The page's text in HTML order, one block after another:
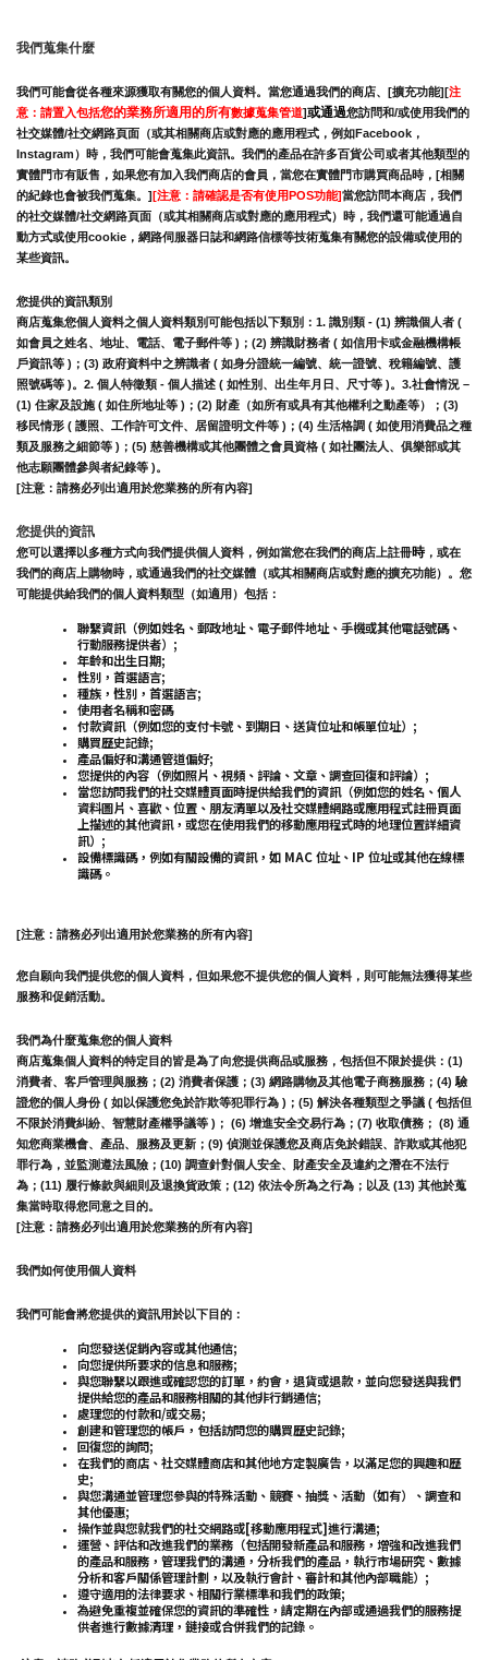
我們蒐集什麼
我們可能會從各種來源獲取有關您的個人資料。當您通過我們的商店、[擴充功能][注
意：請置入包括您的業務所適用的所有數據蒐集管道]或通過您訪問和/或使用我們的
社交媒體/社交網路頁面（或其相關商店或對應的應用程式，例如Facebook，
Instagram）時，我們可能會蒐集此資訊。我們的產品在許多百貨公司或者其他類型的
實體門市有販售，如果您有加入我們商店的會員，當您在實體門市購買商品時，[相關
的紀錄也會被我們蒐集。] [注意：請確認是否有使用POS功能]當您訪問本商店，我們
的社交媒體/社交網路頁面（或其相關商店或對應的應用程式）時，我們還可能通過自
動方式或使用cookie，網路伺服器日誌和網路信標等技術蒐集有關您的設備或使用的
某些資訊。
您提供的資訊類別
商店蒐集您個人資料之個人資料類別可能包括以下類別：1. 識別類 - (1) 辨識個人者 (
如會員之姓名、地址、電話、電子郵件等 )；(2) 辨識財務者 ( 如信用卡或金融機構帳
戶資訊等 )；(3) 政府資料中之辨識者 ( 如身分證統一編號、統一證號、稅籍編號、護
照號碼等 )。2. 個人特徵類 - 個人描述 ( 如性別、出生年月日、尺寸等 )。3.社會情況 –
(1) 住家及設施 ( 如住所地址等 )；(2) 財產（如所有或具有其他權利之動產等）；(3)
移民情形 ( 護照、工作許可文件、居留證明文件等 )；(4) 生活格調 ( 如使用消費品之種
類及服務之細節等 )；(5) 慈善機構或其他團體之會員資格 ( 如社團法人、俱樂部或其
他志願團體參與者紀錄等 )。
[注意：請務必列出適用於您業務的所有內容]
您提供的資訊
您可以選擇以多種方式向我們提供個人資料，例如當您在我們的商店上註冊時，或在
我們的商店上購物時，或通過我們的社交媒體（或其相關商店或對應的擴充功能）。您
可能提供給我們的個人資料類型（如適用）包括：
聯繫資訊（例如姓名、郵政地址、電子郵件地址、手機或其他電話號碼、
行動服務提供者）;
年齡和出生日期;
性別，首選語言;
種族，性別，首選語言;
使用者名稱和密碼
付款資訊（例如您的支付卡號、到期日、送貨位址和帳單位址）;
購買歷史記錄;
產品偏好和溝通管道偏好;
您提供的內容（例如照片、視頻、評論、文章、調查回復和評論）;
當您訪問我們的社交媒體頁面時提供給我們的資訊（例如您的姓名、個人
資料圖片、喜歡、位置、朋友清單以及社交媒體網路或應用程式註冊頁面
上描述的其他資訊，或您在使用我們的移動應用程式時的地理位置詳細資
訊）;
設備標識碼，例如有關設備的資訊，如 MAC 位址、IP 位址或其他在線標
識碼。
[注意：請務必列出適用於您業務的所有內容]
您自願向我們提供您的個人資料，但如果您不提供您的個人資料，則可能無法獲得某些
服務和促銷活動。
我們為什麼蒐集您的個人資料
商店蒐集個人資料的特定目的皆是為了向您提供商品或服務，包括但不限於提供：(1)
消費者、客戶管理與服務；(2) 消費者保護；(3) 網路購物及其他電子商務服務；(4) 驗
證您的個人身份 ( 如以保護您免於詐欺等犯罪行為 )；(5) 解決各種類型之爭議 ( 包括但
不限於消費糾紛、智慧財產權爭議等 )； (6) 增進安全交易行為；(7) 收取債務； (8) 通
知您商業機會、產品、服務及更新；(9) 偵測並保護您及商店免於錯誤、詐欺或其他犯
罪行為，並監測遵法風險；(10) 調查針對個人安全、財產安全及違約之潛在不法行
為；(11) 履行條款與細則及退換貨政策；(12) 依法令所為之行為；以及 (13) 其他於蒐
集當時取得您同意之目的。
[注意：請務必列出適用於您業務的所有內容]
我們如何使用個人資料
我們可能會將您提供的資訊用於以下目的：
向您發送促銷內容或其他通信;
向您提供所要求的信息和服務;
與您聯繫以跟進或確認您的訂單，約會，退貨或退款，並向您發送與我們
提供給您的產品和服務相關的其他非行銷通信;
處理您的付款和/或交易;
創建和管理您的帳戶，包括訪問您的購買歷史記錄;
回復您的詢問;
在我們的商店、社交媒體商店和其他地方定製廣告，以滿足您的興趣和歷
史;
與您溝通並管理您參與的特殊活動、競賽、抽獎、活動（如有）、調查和
其他優惠;
操作並與您就我們的社交網路或[移動應用程式]進行溝通;
運營、評估和改進我們的業務（包括開發新產品和服務，增強和改進我們
的產品和服務，管理我們的溝通，分析我們的產品，執行市場研究、數據
分析和客戶關係管理計劃，以及執行會計、審計和其他內部職能）;
遵守適用的法律要求、相關行業標準和我們的政策;
為避免重複並確保您的資訊的準確性，請定期在內部或通過我們的服務提
供者進行數據清理，鏈接或合併我們的記錄。